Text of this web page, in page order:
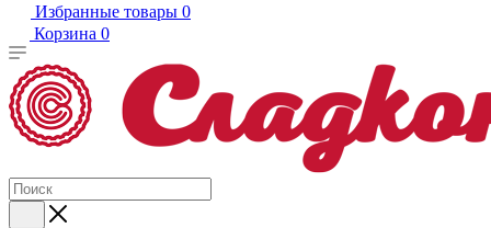
Избранные товары 0
Корзина 0